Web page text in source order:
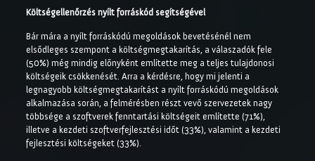
Költségellenőrzés nyílt forráskód segítségével
Bár mára a nyílt forráskódú megoldások bevetésénél nem
elsődleges szempont a költségmegtakarítás, a válaszadók fele
(50%) még mindig előnyként említette meg a teljes tulajdonosi
költségeik csökkenését. Arra a kérdésre, hogy mi jelenti a
legnagyobb költségmegtakarítást a nyílt forráskódú megoldások
alkalmazása során, a felmérésben részt vevő szervezetek nagy
többsége a szoftverek fenntartási költségeit említette (71%),
illetve a kezdeti szoftverfejlesztési időt (33%), valamint a kezdeti
fejlesztési költségeket (33%).